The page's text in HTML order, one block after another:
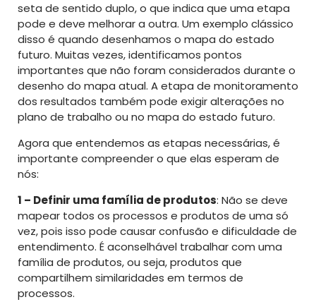
seta de sentido duplo, o que indica que uma etapa
pode e deve melhorar a outra. Um exemplo clássico
disso é quando desenhamos o mapa do estado
futuro. Muitas vezes, identificamos pontos
importantes que não foram considerados durante o
desenho do mapa atual. A etapa de monitoramento
dos resultados também pode exigir alterações no
plano de trabalho ou no mapa do estado futuro.
Agora que entendemos as etapas necessárias, é
importante compreender o que elas esperam de
nós:
1 – Definir uma família de produtos: Não se deve
mapear todos os processos e produtos de uma só
vez, pois isso pode causar confusão e dificuldade de
entendimento. É aconselhável trabalhar com uma
família de produtos, ou seja, produtos que
compartilhem similaridades em termos de
processos.